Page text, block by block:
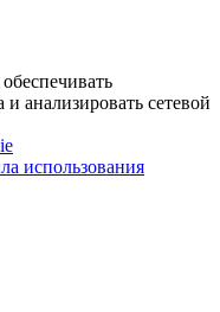
анализировать сетевой
использования